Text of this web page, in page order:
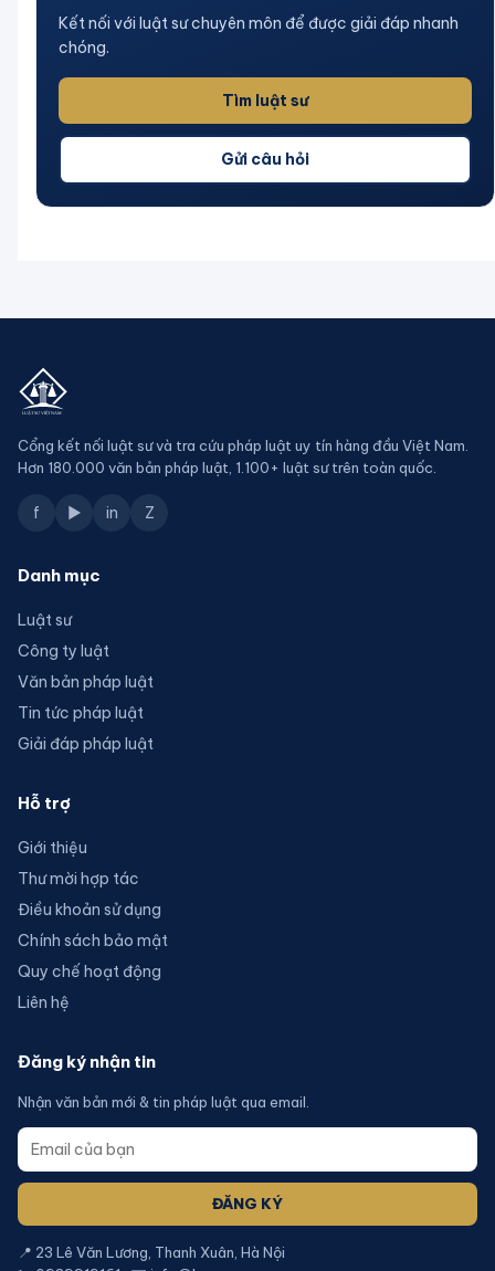
Kết nối với luật sư chuyên môn để được giải đáp nhanh
chóng.
Tìm luật sư
Gửi câu hỏi
Cổng kết nối luật sư và tra cứu pháp luật uy tín hàng đầu Việt Nam.
Hơn 180.000 văn bản pháp luật, 1.100+ luật sư trên toàn quốc.
f ▶ in Z
Danh mục
Luật sư
Công ty luật
Văn bản pháp luật
Tin tức pháp luật
Giải đáp pháp luật
Hỗ trợ
Giới thiệu
Thư mời hợp tác
Điều khoản sử dụng
Chính sách bảo mật
Quy chế hoạt động
Liên hệ
Đăng ký nhận tin
Nhận văn bản mới & tin pháp luật qua email.
ĐĂNG KÝ
📍 23 Lê Văn Lương, Thanh Xuân, Hà Nội